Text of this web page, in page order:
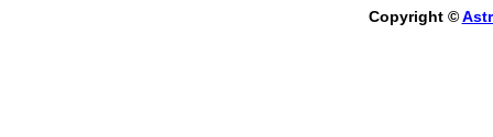
Copyright ©